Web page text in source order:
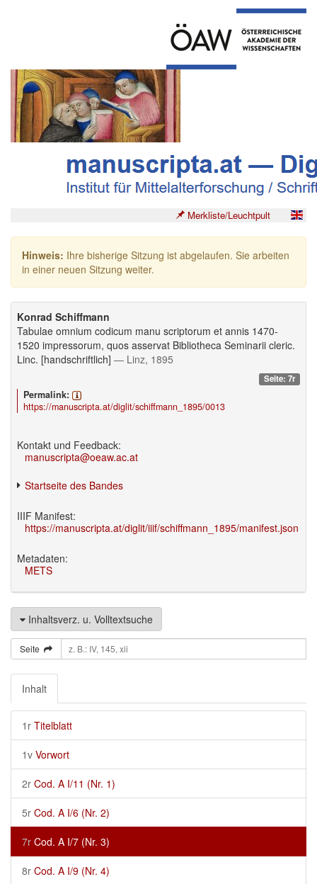
Merkliste/Leuchtpult
Hinweis: Ihre bisherige Sitzung ist abgelaufen. Sie arbeiten
in einer neuen Sitzung weiter.
Konrad Schiffmann
Tabulae omnium codicum manu scriptorum et annis 1470-
1520 impressorum, quos asservat Bibliotheca Seminarii cleric.
Linc. [handschriftlich] — Linz, 1895
Seite: 7r
Permalink:
https://manuscripta.at/diglit/schiffmann_1895/0013
Kontakt und Feedback:
manuscripta@oeaw.ac.at
Startseite des Bandes
IIIF Manifest:
https://manuscripta.at/diglit/iiif/schiffmann_1895/manifest.json
Metadaten:
METS
Inhaltsverz. u. Volltextsuche
Seite
Inhalt
1r Titelblatt
1v Vorwort
2r Cod. A I/11 (Nr. 1)
5r Cod. A I/6 (Nr. 2)
7r Cod. A I/7 (Nr. 3)
8r Cod. A I/9 (Nr. 4)